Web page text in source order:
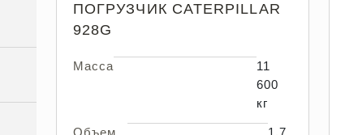
ПОГРУЗЧИК CATERPILLAR
928G
Масса
11
600
кг
Объем
1,7